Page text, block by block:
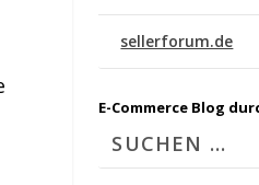
sellerforum.de
E-Commerce Blog